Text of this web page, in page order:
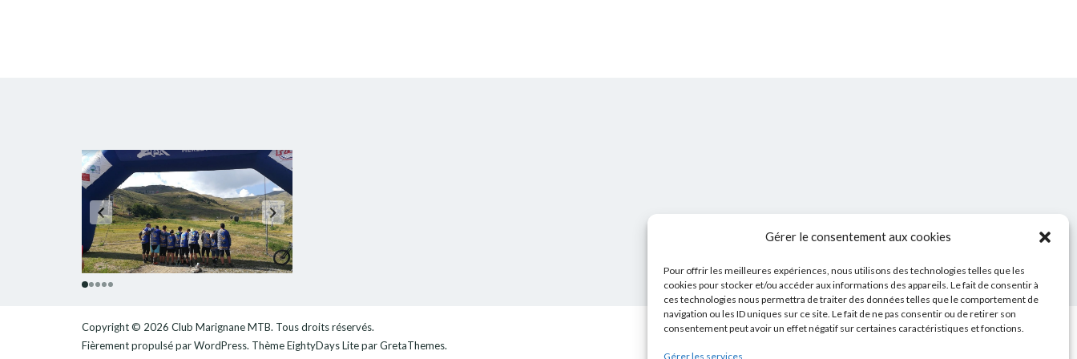
Gérer le consentement aux cookies
Pour offrir les meilleures expériences, nous utilisons des technologies telles que les
cookies pour stocker et/ou accéder aux informations des appareils. Le fait de consentir à
ces technologies nous permettra de traiter des données telles que le comportement de
navigation ou les ID uniques sur ce site. Le fait de ne pas consentir ou de retirer son
consentement peut avoir un effet négatif sur certaines caractéristiques et fonctions.
Gérer les services
Copyright © 2026 Club Marignane MTB. Tous droits réservés.
Fièrement propulsé parWordPress. ThèmeEightyDays Litepar GretaThemes.
YoutubeFacebookInstagram
E-